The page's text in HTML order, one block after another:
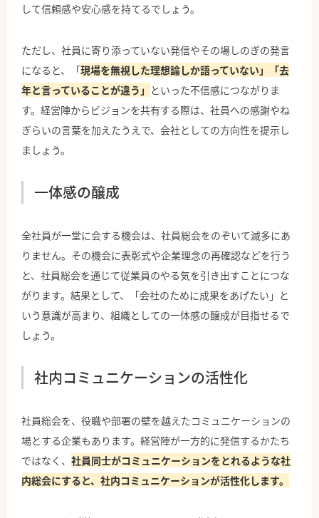
して信頼感や安心感を持てるでしょう。
ただし、社員に寄り添っていない発信やその場しのぎの発言
になると、「現場を無視した理想論しか語っていない」「去
年と言っていることが違う」 といった不信感につながりま
す。経営陣からビジョンを共有する際は、社員への感謝やね
ぎらいの言葉を加えたうえで、会社としての方向性を提示し
ましょう。
一体感の醸成
全社員が一堂に会する機会は、社員総会をのぞいて滅多にあ
りません。その機会に表彰式や企業理念の再確認などを行う
と、社員総会を通じて従業員のやる気を引き出すことにつな
がります。結果として、「会社のために成果をあげたい」と
いう意識が高まり、組織としての一体感の醸成が目指せるで
しょう。
社内コミュニケーションの活性化
社員総会を、役職や部署の壁を越えたコミュニケーションの
場とする企業もあります。経営陣が一方的に発信するかたち
ではなく、 社員同士がコミュニケーションをとれるような社
内総会にすると、社内コミュニケーションが活性化します。